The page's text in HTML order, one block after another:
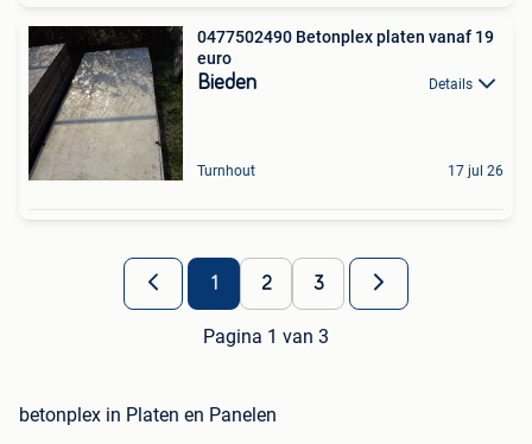
0477502490 Betonplex platen vanaf 19
euro
Bieden Details
Turnhout 17 jul 26
1 2 3
Pagina 1 van 3
betonplex in Platen en Panelen